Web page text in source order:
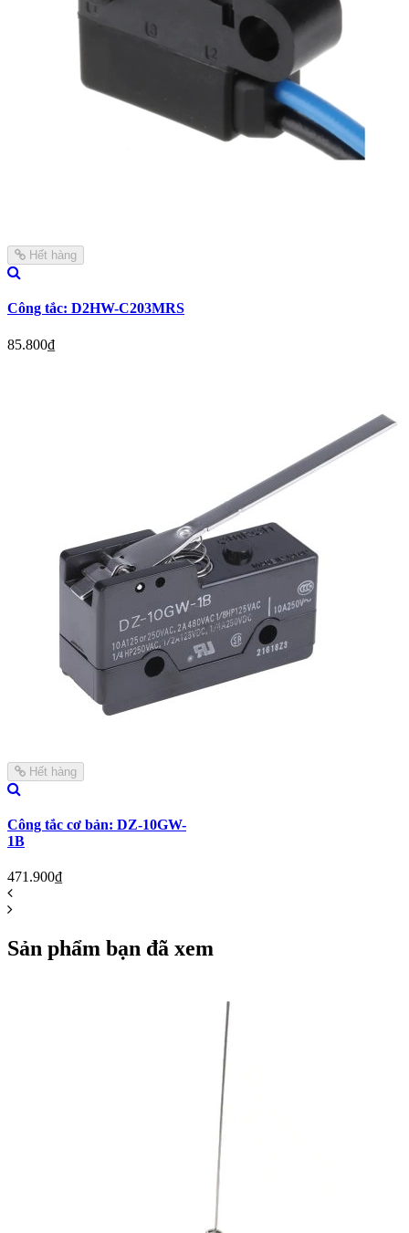
Hết hàng
Công tắc: D2HW-C203MRS
85.800₫
Hết hàng
Công tắc cơ bản: DZ-10GW-
1B
471.900₫
Sản phẩm bạn đã xem